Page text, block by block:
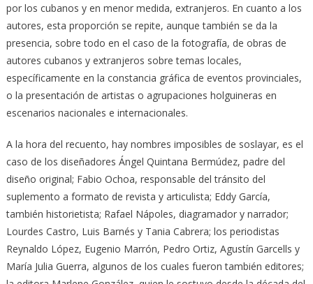
por los cubanos y en menor medida, extranjeros. En cuanto a los
autores, esta proporción se repite, aunque también se da la
presencia, sobre todo en el caso de la fotografía, de obras de
autores cubanos y extranjeros sobre temas locales,
específicamente en la constancia gráfica de eventos provinciales,
o la presentación de artistas o agrupaciones holguineras en
escenarios nacionales e internacionales.
A la hora del recuento, hay nombres imposibles de soslayar, es el
caso de los diseñadores Ángel Quintana Bermúdez, padre del
diseño original; Fabio Ochoa, responsable del tránsito del
suplemento a formato de revista y articulista; Eddy García,
también historietista; Rafael Nápoles, diagramador y narrador;
Lourdes Castro, Luis Barnés y Tania Cabrera; los periodistas
Reynaldo López, Eugenio Marrón, Pedro Ortiz, Agustín Garcells y
María Julia Guerra, algunos de los cuales fueron también editores;